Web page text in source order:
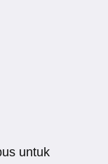
untuk